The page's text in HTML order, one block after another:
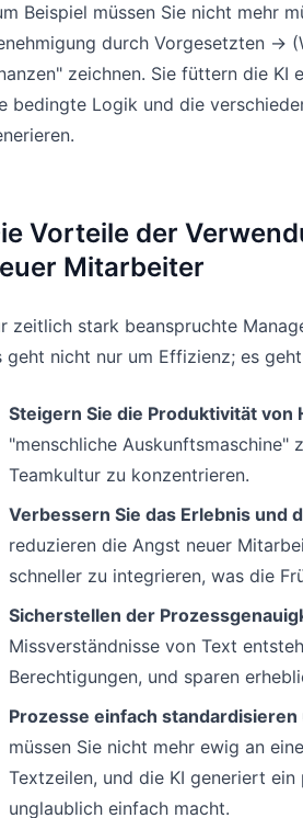
Beispiel müssen Sie nicht mehr
durch Vorgesetzten ->
zeichnen. Sie füttern die
bedingte Logik und die
Vorteile der
Mitarbeiter
zeitlich stark beanspruchte
geht nicht nur um Effizienz; es
Steigern Sie die Produktivität von
"menschliche Auskunftsmaschine"
Teamkultur zu konzentrieren.
Verbessern Sie das Erlebnis und
reduzieren die Angst neuer
schneller zu integrieren, was die
Sicherstellen der
Missverständnisse von Text
Berechtigungen, und sparen
Prozesse einfach
müssen Sie nicht mehr ewig an
Textzeilen, und die KI generiert
unglaublich einfach macht.